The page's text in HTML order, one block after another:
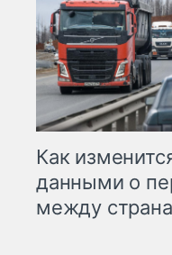
Как
данными о
между